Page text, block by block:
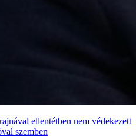
ellentétben nem védekezett
szemben